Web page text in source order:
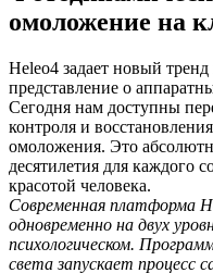
омоложение на
Heleo4 задает новый
представление о
Сегодня нам доступны
контроля и
омоложения. Это
десятилетия для каждого
красотой человека.
Современная платформа
одновременно на двух
психологическом.
света запускает процесс